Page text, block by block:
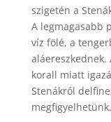
szigetén a
A legmagasabb
víz fölé, a
aláereszkednek.
korall miatt
Stenákról
megfigyelhetünk.